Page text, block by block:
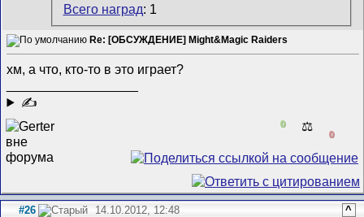
Всего наград: 1
Re: [ОБСУЖДЕНИЕ] Might&Magic Raiders
хм, а что, кто-то в это играет?
✍
0 ⚖️
0
#26 14.10.2012, 12:48 ^